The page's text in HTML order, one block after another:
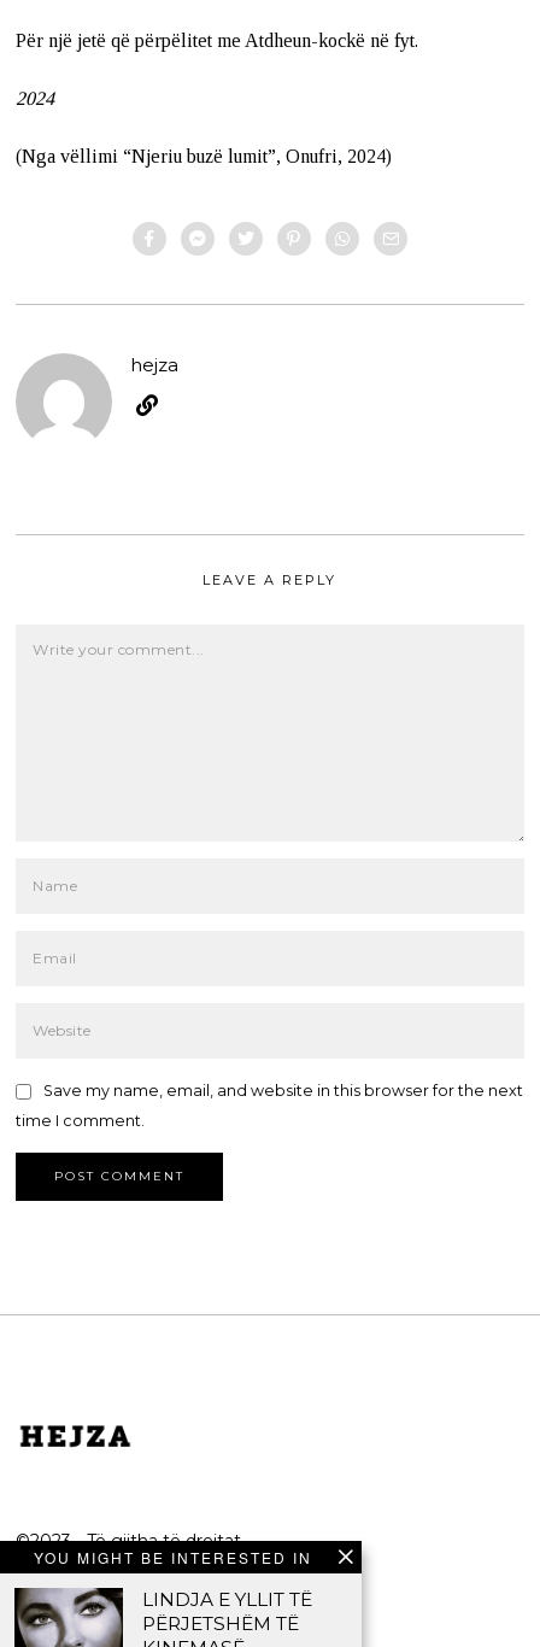
Për një jetë që përpëlitet me Atdheun-kockë në fyt.
2024
(Nga vëllimi “Njeriu buzë lumit”, Onufri, 2024)
hejza
LEAVE A REPLY
Save my name, email, and website in this browser for the next
time I comment.
YOU MIGHT BE INTERESTED IN
LINDJA E YLLIT TË
PËRJETSHËM TË
©2023 - Të gjitha të drejtat
e rezervuara.
HEJZA